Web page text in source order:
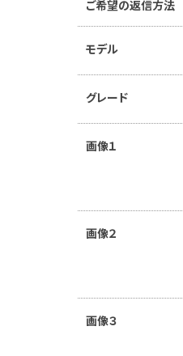
ご希望の返信方法
モデル
グレード
画像１
画像２
画像３